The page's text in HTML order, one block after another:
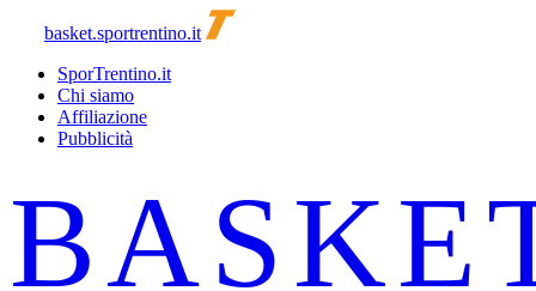
basket.sportrentino.it
SporTrentino.it
Chi siamo
Affiliazione
Pubblicità